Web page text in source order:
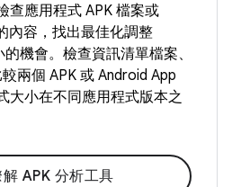
查應用程式 APK 檔案或
內容，找出最佳化調整
機會。檢查資訊清單檔案、
兩個 APK 或 Android App
大小在不同應用程式版本之
APK 分析工具